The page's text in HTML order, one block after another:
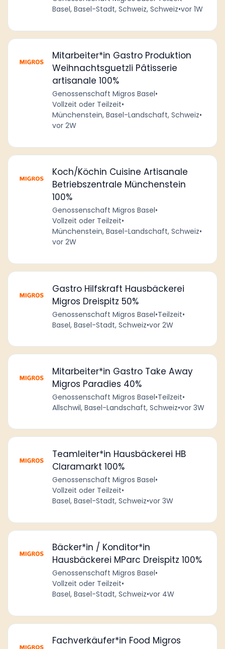
Basel, Basel-Stadt, Schweiz, Schweiz•vor 1W
Mitarbeiter*in Gastro Produktion
Weihnachtsguetzli Pâtisserie
artisanale 100%
Genossenschaft Migros Basel•
Vollzeit oder Teilzeit•
Münchenstein, Basel-Landschaft, Schweiz•
vor 2W
Koch/Köchin Cuisine Artisanale
Betriebszentrale Münchenstein
100%
Genossenschaft Migros Basel•
Vollzeit oder Teilzeit•
Münchenstein, Basel-Landschaft, Schweiz•
vor 2W
Gastro Hilfskraft Hausbäckerei
Migros Dreispitz 50%
Genossenschaft Migros Basel•Teilzeit•
Basel, Basel-Stadt, Schweiz•vor 2W
Mitarbeiter*in Gastro Take Away
Migros Paradies 40%
Genossenschaft Migros Basel•Teilzeit•
Allschwil, Basel-Landschaft, Schweiz•vor 3W
Teamleiter*in Hausbäckerei HB
Claramarkt 100%
Genossenschaft Migros Basel•
Vollzeit oder Teilzeit•
Basel, Basel-Stadt, Schweiz•vor 3W
Bäcker*in / Konditor*in
Hausbäckerei MParc Dreispitz 100%
Genossenschaft Migros Basel•
Vollzeit oder Teilzeit•
Basel, Basel-Stadt, Schweiz•vor 4W
Fachverkäufer*in Food Migros